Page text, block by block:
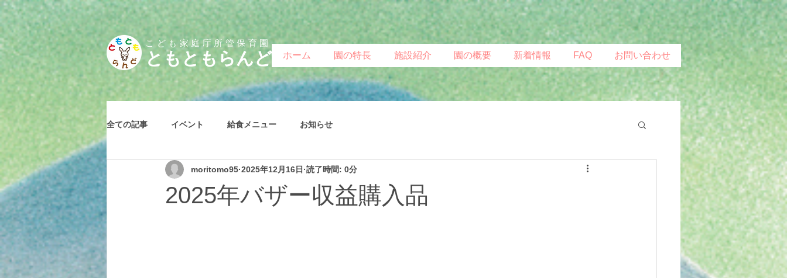
こども家庭庁所管保育園
ともともらんど ホーム 園の特長 施設紹介 園の概要 新着情報 FAQ お問い合わせ
全ての記事 イベント 給食メニュー お知らせ
2025年バザー収益購入品
moritomo95 2025年12月16日 読了時間: 0分